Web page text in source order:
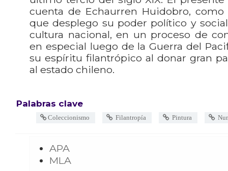
cuenta de Echaurren Huidobro,
que desplego su poder político y
cultura nacional, en un proceso de
en especial luego de la Guerra del
su espíritu filantrópico al donar gran
al estado chileno.
Palabras clave
Coleccionismo Filantropía Pintura
APA
MLA